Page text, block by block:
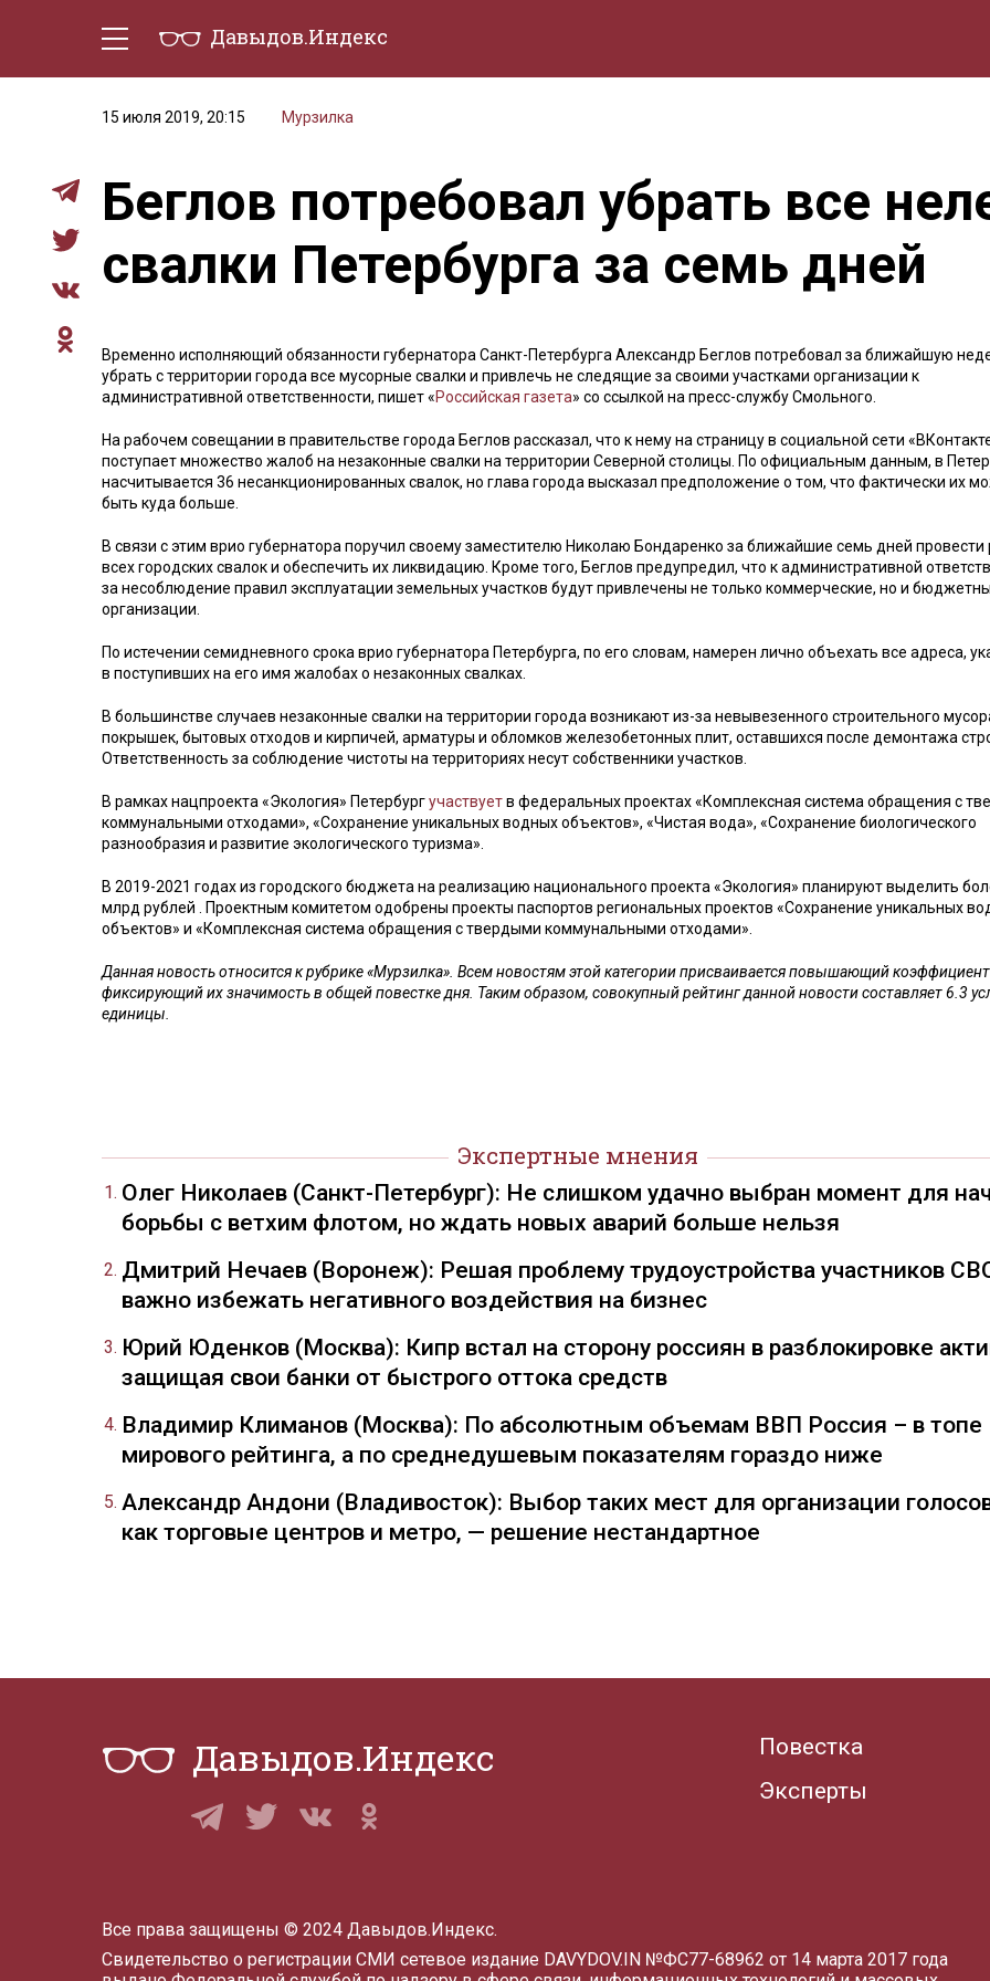
Давыдов.Индекс
15 июля 2019, 20:15
Мурзилка
Беглов потребовал убрать все
свалки Петербурга за семь дней
Временно исполняющий обязанности губернатора Санкт-Петербурга Александр Беглов потребовал за ближайшую
убрать с территории города все мусорные свалки и привлечь не следящие за своими участками организации к
административной ответственности, пишет «Российская газета» со ссылкой на пресс-службу Смольного.
На рабочем совещании в правительстве города Беглов рассказал, что к нему на страницу в социальной сети
поступает множество жалоб на незаконные свалки на территории Северной столицы. По официальным данным, в
насчитывается 36 несанкционированных свалок, но глава города высказал предположение о том, что фактически их
быть куда больше.
В связи с этим врио губернатора поручил своему заместителю Николаю Бондаренко за ближайшие семь дней провести
всех городских свалок и обеспечить их ликвидацию. Кроме того, Беглов предупредил, что к административной
за несоблюдение правил эксплуатации земельных участков будут привлечены не только коммерческие, но и
организации.
По истечении семидневного срока врио губернатора Петербурга, по его словам, намерен лично объехать все адреса,
в поступивших на его имя жалобах о незаконных свалках.
В большинстве случаев незаконные свалки на территории города возникают из-за невывезенного строительного
покрышек, бытовых отходов и кирпичей, арматуры и обломков железобетонных плит, оставшихся после демонтажа
Ответственность за соблюдение чистоты на территориях несут собственники участков.
В рамках нацпроекта «Экология» Петербургучаствуетв федеральных проектах «Комплексная система обращения с
коммунальными отходами», «Сохранение уникальных водных объектов», «Чистая вода», «Сохранение биологического
разнообразия и развитие экологического туризма».
В 2019-2021 годах из городского бюджета на реализацию национального проекта «Экология» планируют выделить
млрд рублей . Проектным комитетом одобрены проекты паспортов региональных проектов «Сохранение уникальных
объектов» и «Комплексная система обращения с твердыми коммунальными отходами».
Данная новость относится к рубрике «Мурзилка». Всем новостям этой категории присваивается повышающий
фиксирующий их значимость в общей повестке дня. Таким образом, совокупный рейтинг данной новости составляет 6.3
единицы.
Экспертные мнения
Олег Николаев (Санкт-Петербург): Не слишком удачно выбран момент для
борьбы с ветхим флотом, но ждать новых аварий больше нельзя
Дмитрий Нечаев (Воронеж): Решая проблему трудоустройства участников
важно избежать негативного воздействия на бизнес
Юрий Юденков (Москва): Кипр встал на сторону россиян в разблокировке
защищая свои банки от быстрого оттока средств
Владимир Климанов (Москва): По абсолютным объемам ВВП Россия – в топе
мирового рейтинга, а по среднедушевым показателям гораздо ниже
Александр Андони (Владивосток): Выбор таких мест для организации
как торговые центров и метро, — решение нестандартное
Давыдов.Индекс
Повестка
Эксперты
Все права защищены © 2024 Давыдов.Индекс.
Свидетельство о регистрации СМИ сетевое издание DAVYDOV.IN №ФС77-68962 от 14 марта 2017 года